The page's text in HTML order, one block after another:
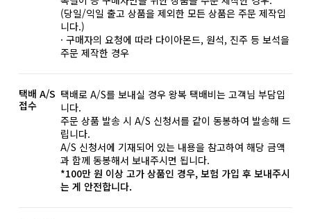
(당일/익일 출고 상품을 제외한 모든 상품은 주문 제작입
니다.)
· 구매자의 요청에 따라 다이아몬드, 원석, 진주 등 보석을
주문 제작한 경우
택배 A/S
접수
택배로 A/S를 보내실 경우 왕복 택배비는 고객님 부담입
니다.
주문 상품 발송 시 A/S 신청서를 같이 동봉하여 발송해 드
립니다.
A/S 신청서에 기재되어 있는 내용을 참고하여 해당 금액
과 함께 동봉해서 보내주시면 됩니다.
*100만 원 이상 고가 상품인 경우, 보험 가입 후 보내주시
는 게 안전합니다.